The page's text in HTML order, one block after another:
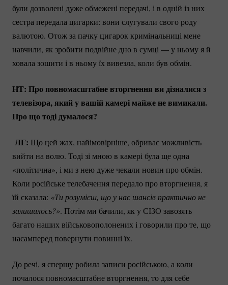
були дозволені дуже обмежені передачі, і в одній із них
сестра передала цигарки: вони слугували свого роду
валютою. Отож за пачку цигарок кримінальниці мене
навчили, як зробити подвійне дно в сумці — у ньому я й
ховала зошити і в ньому їх вивезла, коли був обмін.
НТ: Про повномасштабне вторгнення ви дізналися з
телевізора, який у вашій камері майже не вимикали.
Про що тоді думалося?
ЛГ: Що цей жах, найімовірніше, обриває можливість
вийти на волю. Тоді зі мною в камері була ще одна
«політична», і ми з нею дуже чекали новин про обмін.
Коли російське телебачення передало про вторгнення, я
їй сказала: «Ти розумієш, що у нас шансів практично не
залишилось?». Потім ми бачили, як у СІЗО завозять
багато наших військовополонених і говорили про те, що
насамперед повернути повинні їх.
До речі, я спершу робила записи російською, а коли
почалося повномасштабне вторгнення, то для себе